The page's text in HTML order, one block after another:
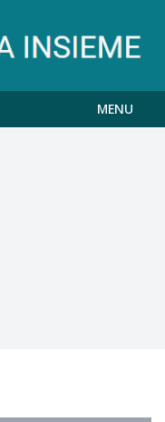
MENU